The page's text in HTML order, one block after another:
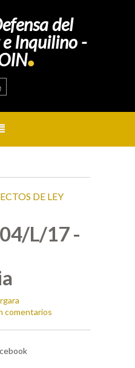
del
Inquilino -
.
DE LEY
L/17 -
comentarios